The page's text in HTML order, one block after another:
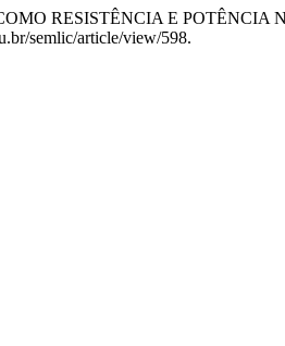
RESISTÊNCIA E
semlic/article/view/598.